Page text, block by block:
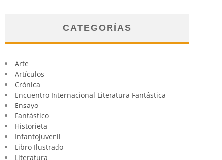
CATEGORÍAS
Arte
Artículos
Crónica
Encuentro Internacional Literatura Fantástica
Ensayo
Fantástico
Historieta
Infantojuvenil
Libro Ilustrado
Literatura